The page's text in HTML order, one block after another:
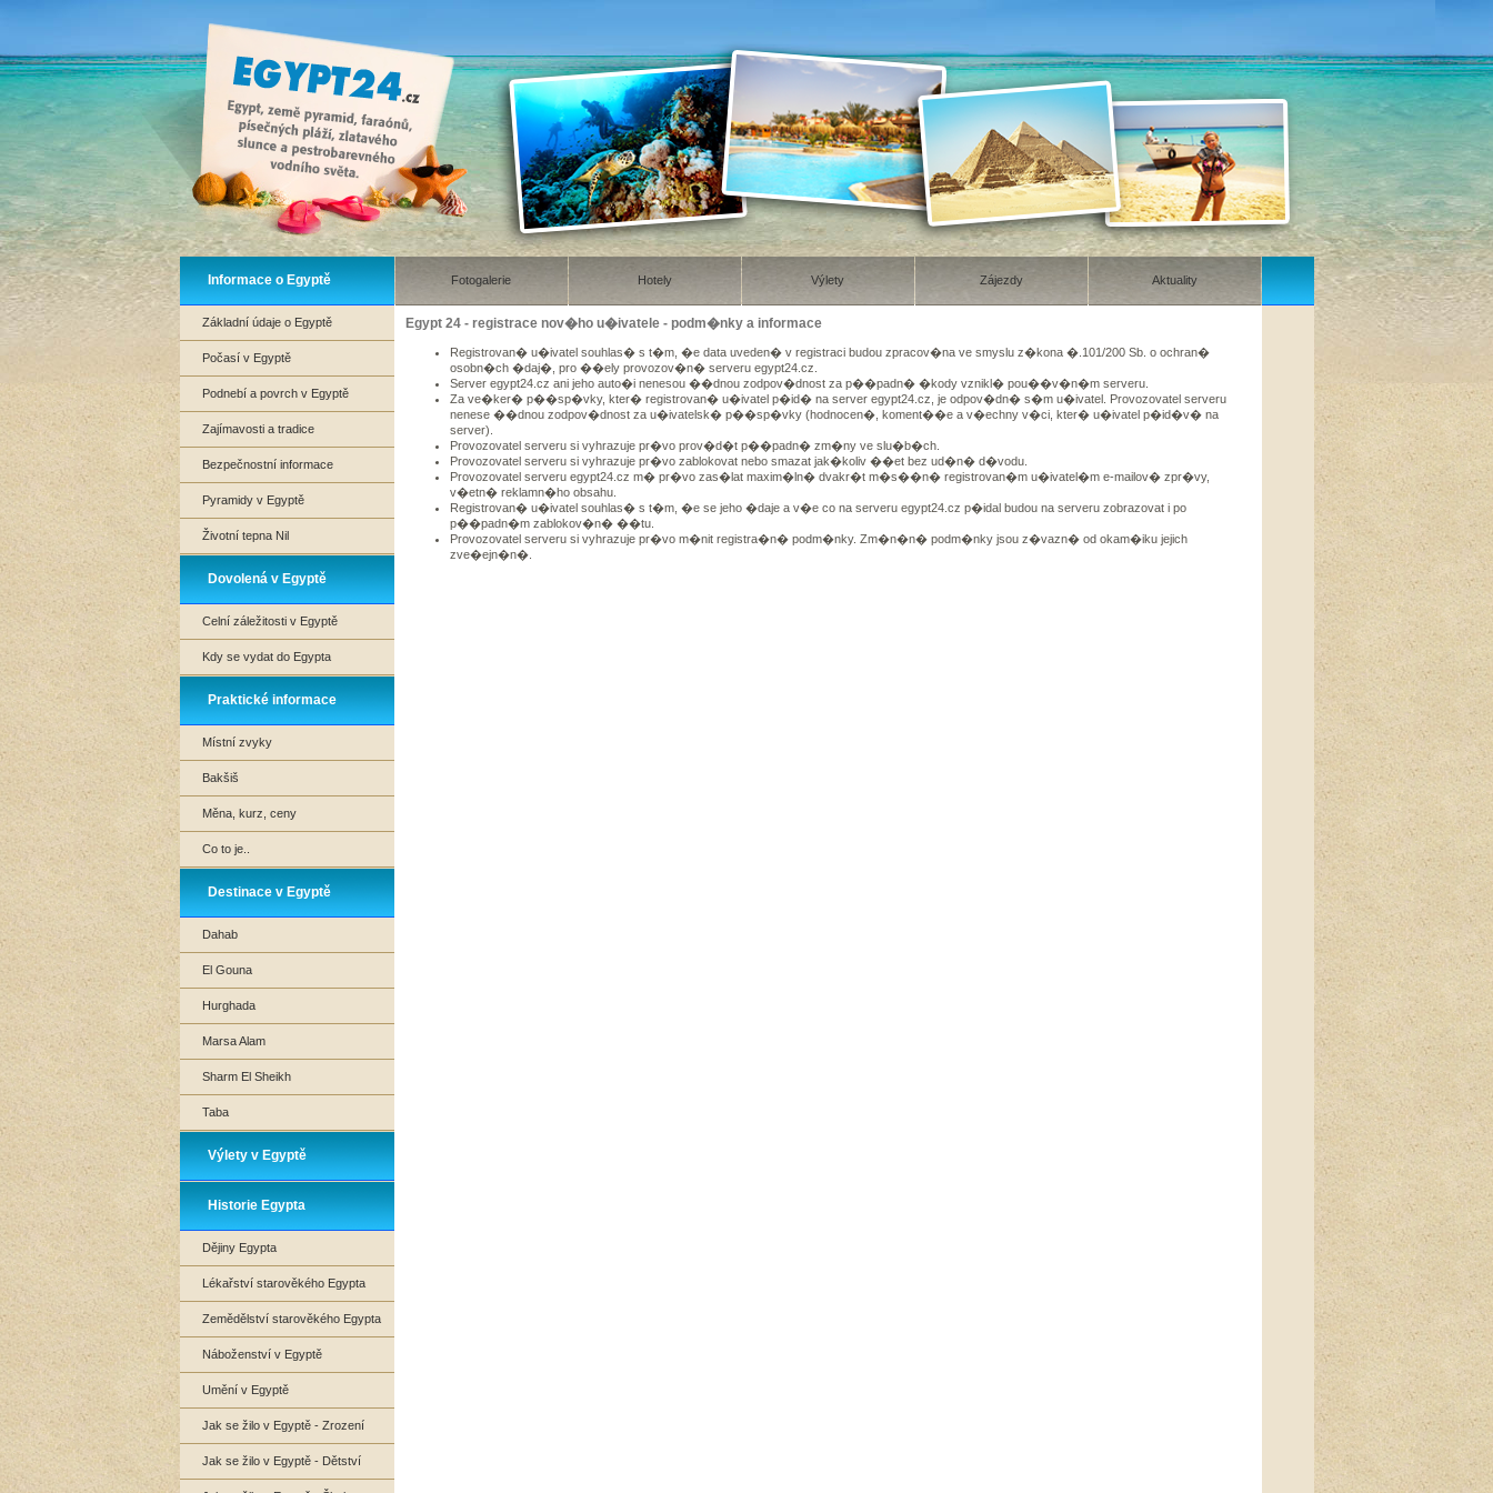
Informace o Egyptě
Základní údaje o Egyptě
Počasí v Egyptě
Podnebí a povrch v Egyptě
Zajímavosti a tradice
Bezpečnostní informace
Pyramidy v Egyptě
Životní tepna Nil
Dovolená v Egyptě
Celní záležitosti v Egyptě
Kdy se vydat do Egypta
Praktické informace
Místní zvyky
Bakšiš
Měna, kurz, ceny
Co to je..
Destinace v Egyptě
Dahab
El Gouna
Hurghada
Marsa Alam
Sharm El Sheikh
Taba
Výlety v Egyptě
Historie Egypta
Dějiny Egypta
Lékařství starověkého Egypta
Zemědělství starověkého Egypta
Náboženství v Egyptě
Umění v Egyptě
Jak se žilo v Egyptě - Zrození
Jak se žilo v Egyptě - Dětství
Fotogalerie Hotely Výlety Zájezdy Aktuality
Egypt 24 - registrace nov�ho u�ivatele - podm�nky a informace
Registrovan� u�ivatel souhlas� s t�m, �e data uveden� v registraci budou zpracov�na ve smyslu z�kona �.101/200 Sb. o ochran�
osobn�ch �daj�, pro ��ely provozov�n� serveru egypt24.cz.
Server egypt24.cz ani jeho auto�i nenesou ��dnou zodpov�dnost za p��padn� �kody vznikl� pou��v�n�m serveru.
Za ve�ker� p��sp�vky, kter� registrovan� u�ivatel p�id� na server egypt24.cz, je odpov�dn� s�m u�ivatel. Provozovatel serveru
nenese ��dnou zodpov�dnost za u�ivatelsk� p��sp�vky (hodnocen�, koment��e a v�echny v�ci, kter� u�ivatel p�id�v� na
server).
Provozovatel serveru si vyhrazuje pr�vo prov�d�t p��padn� zm�ny ve slu�b�ch.
Provozovatel serveru si vyhrazuje pr�vo zablokovat nebo smazat jak�koliv ��et bez ud�n� d�vodu.
Provozovatel serveru egypt24.cz m� pr�vo zas�lat maxim�ln� dvakr�t m�s��n� registrovan�m u�ivatel�m e-mailov� zpr�vy,
v�etn� reklamn�ho obsahu.
Registrovan� u�ivatel souhlas� s t�m, �e se jeho �daje a v�e co na serveru egypt24.cz p�idal budou na serveru zobrazovat i po
p��padn�m zablokov�n� ��tu.
Provozovatel serveru si vyhrazuje pr�vo m�nit registra�n� podm�nky. Zm�n�n� podm�nky jsou z�vazn� od okam�iku jejich
zve�ejn�n�.